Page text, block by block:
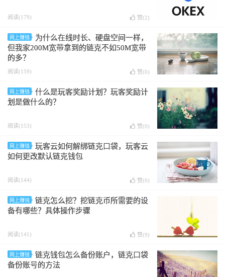
阅读(179) 赞(2)
网上赚钱
为什么在线时长、硬盘空间一样，
但我家200M宽带拿到的链克不如50M宽带
的多？
阅读(159) 赞(0)
网上赚钱
什么是玩客奖励计划？玩客奖励计
划是做什么的？
阅读(153) 赞(0)
网上赚钱
玩客云如何解绑链克口袋，玩客云
如何更改默认链克钱包
阅读(144) 赞(0)
网上赚钱
链克怎么挖？挖链克币所需要的设
备有哪些？具体操作步骤
阅读(141) 赞(9)
网上赚钱
链克钱包怎么备份账户，链克口袋
备份账号的方法